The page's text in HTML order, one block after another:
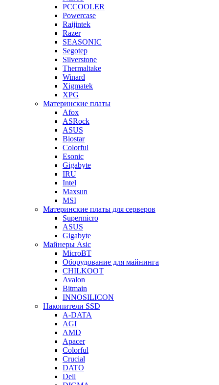
PCCOOLER
Powercase
Raijintek
Razer
SEASONIC
Segotep
Silverstone
Thermaltake
Winard
Xigmatek
XPG
Материнские платы
Afox
ASRock
ASUS
Biostar
Colorful
Esonic
Gigabyte
IRU
Intel
Maxsun
MSI
Материнские платы для серверов
Supermicro
ASUS
Gigabyte
Майнеры Asic
MicroBT
Оборудование для майнинга
CHILKOOT
Avalon
Bitmain
INNOSILICON
Накопители SSD
A-DATA
AGI
AMD
Apacer
Colorful
Crucial
DATO
Dell